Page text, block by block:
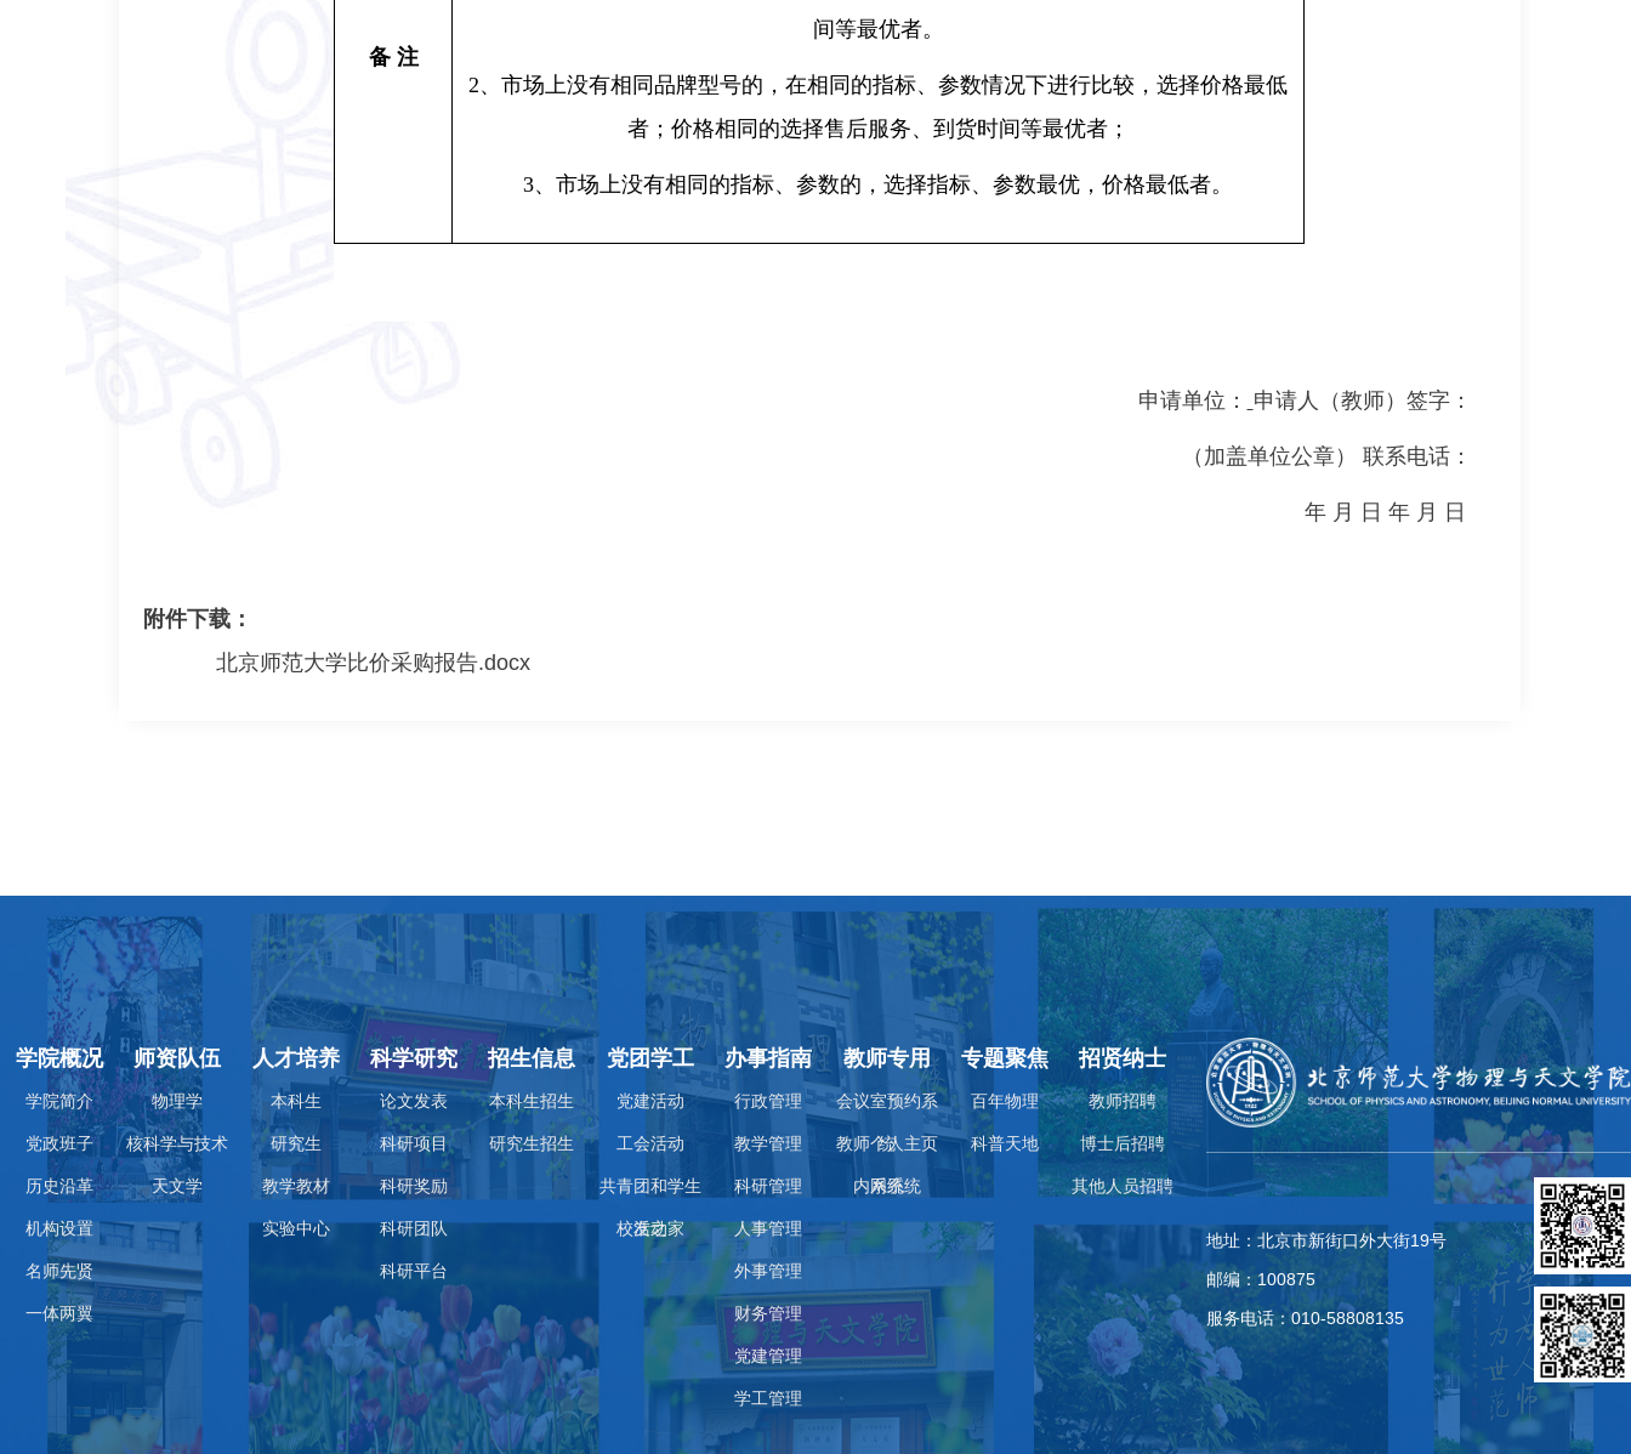
备 注
间等最优者。
2、市场上没有相同品牌型号的，在相同的指标、参数情况下进行比较，选择价格最低
者；价格相同的选择售后服务、到货时间等最优者；
3、市场上没有相同的指标、参数的，选择指标、参数最优，价格最低者。
申请单位： 申请人（教师）签字：
（加盖单位公章） 联系电话：
年 月 日 年 月 日
附件下载：
北京师范大学比价采购报告.docx
地址：北京市新街口外大街19号
邮编：100875
服务电话：010-58808135
学院概况
学院简介
党政班子
历史沿革
机构设置
名师先贤
一体两翼
师资队伍
物理学
核科学与技术
天文学
人才培养
本科生
研究生
教学教材
实验中心
科学研究
论文发表
科研项目
科研奖励
科研团队
科研平台
招生信息
本科生招生
研究生招生
党团学工
党建活动
工会活动
共青团和学生
活动
校友之家
办事指南
行政管理
教学管理
科研管理
人事管理
外事管理
财务管理
党建管理
学工管理
教师专用
会议室预约系
统
教师个人主页
系统
内网系统
专题聚焦
百年物理
科普天地
招贤纳士
教师招聘
博士后招聘
其他人员招聘